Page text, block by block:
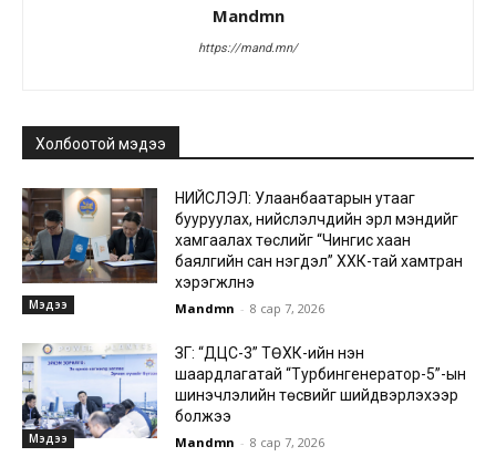
Mandmn
https://mand.mn/
Холбоотой мэдээ
Мэдээ
НИЙСЛЭЛ: Улаанбаатарын утааг
бууруулах, нийслэлчүүдийн эрүүл мэндийг
хамгаалах төслийг “Чингис хаан
баялгийн сан нэгдэл” ХХК-тай хамтран
хэрэгжүүлнэ
Mandmn - 8 сар 7, 2026
Мэдээ
ЗГ: “ДЦС-3” ТӨХК-ийн нэн
шаардлагатай “Турбингенератор-5”-ын
шинэчлэлийн төсвийг шийдвэрлэхээр
болжээ
Mandmn - 8 сар 7, 2026